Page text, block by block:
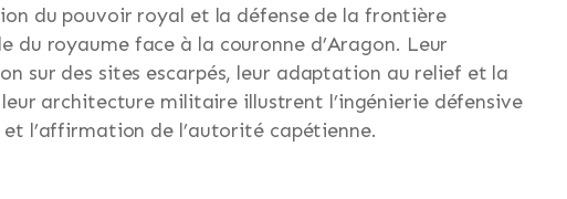
du pouvoir royal et la défense de la frontière
du royaume face à la couronne d’Aragon. Leur
sur des sites escarpés, leur adaptation au relief et la
architecture militaire illustrent l’ingénierie défensive
l’affirmation de l’autorité capétienne.